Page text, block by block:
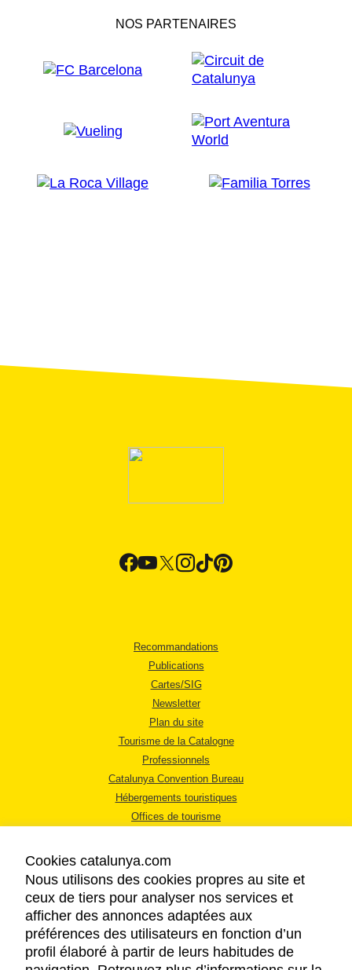
NOS PARTENAIRES
Recommandations
Publications
Cartes/SIG
Newsletter
Plan du site
Tourisme de la Catalogne
Professionnels
Catalunya Convention Bureau
Hébergements touristiques
Offices de tourisme
MENTIONS LÉGALES
RÈGLES DE CONFIDENTIALITÉ
COOKIES
Cookies catalunya.com
Nous utilisons des cookies propres au site et
ceux de tiers pour analyser nos services et
afficher des annonces adaptées aux
préférences des utilisateurs en fonction d’un
profil élaboré à partir de leurs habitudes de